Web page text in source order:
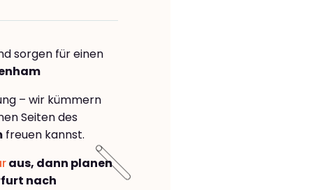
sorgen für einen
– wir kümmern
Seiten des
freuen kannst.
aus, dann planen
nach